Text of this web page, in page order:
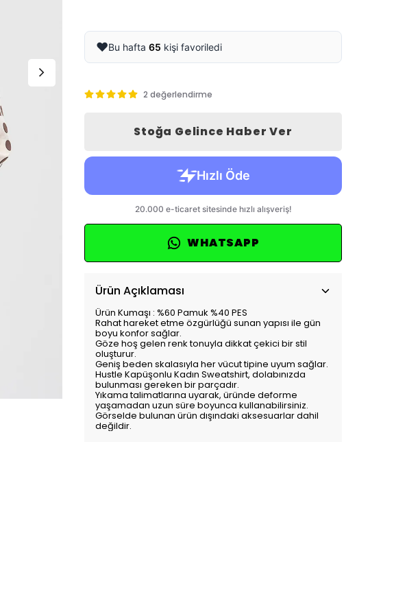
❤️Bu hafta 65 kişi favoriledi
2 değerlendirme
Stoğa Gelince Haber Ver
WHATSAPP
Ürün Açıklaması
Ürün Kumaşı : %60 Pamuk %40 PES
Rahat hareket etme özgürlüğü sunan yapısı ile gün
boyu konfor sağlar.
Göze hoş gelen renk tonuyla dikkat çekici bir stil
oluşturur.
Geniş beden skalasıyla her vücut tipine uyum sağlar.
Hustle Kapüşonlu Kadın Sweatshirt, dolabınızda
bulunması gereken bir parçadır.
Yıkama talimatlarına uyarak, üründe deforme
yaşamadan uzun süre boyunca kullanabilirsiniz.
Görselde bulunan ürün dışındaki aksesuarlar dahil
değildir.